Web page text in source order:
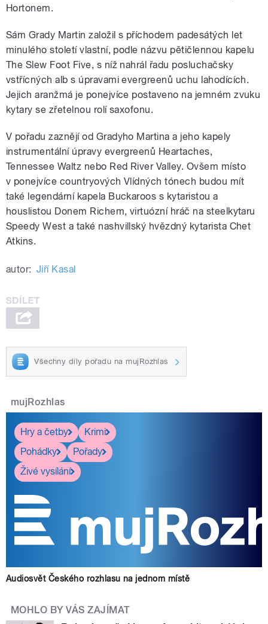
Hortonem.
Sám Grady Martin založil s příchodem padesátých let
minulého století vlastní, podle názvu pětičlennou kapelu
The Slew Foot Five, s níž nahrál řadu posluchačsky
vstřícných alb s úpravami evergreenů uchu lahodících.
Jejich aranžmá je ponejvíce postaveno na jemném zvuku
kytary se zřetelnou rolí saxofonu.
V pořadu zaznějí od Gradyho Martina a jeho kapely
instrumentální úpravy evergreenů Heartaches,
Tennessee Waltz nebo Red River Valley. Ovšem místo
v ponejvíce countryových Vlídných tónech budou mít
také legendární kapela Buckaroos s kytaristou a
houslistou Donem Richem, virtuózní hráč na steelkytaru
Speedy West a také nashvillský hvězdný kytarista Chet
Atkins.
autor: Jiří Kasal
Všechny díly pořadu na mujRozhlas
mujRozhlas
Hry a četby
Krimi
Pohádky
Pořady
Živé vysílání
Audiosvět Českého rozhlasu na jednom místě
MOHLO BY VÁS ZAJÍMAT